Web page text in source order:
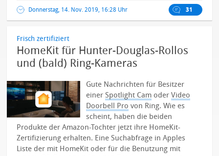
Donnerstag, 14. Nov. 2019, 16:28 Uhr 31
Frisch zertifiziert
HomeKit für Hunter-Douglas-Rollos
und (bald) Ring-Kameras
Gute Nachrichten für Besitzer
einerSpotlight Cam oderVideo
Doorbell Pro von Ring. Wie es
scheint, haben die beiden
Produkte der Amazon-Tochter jetzt ihre HomeKit-
Zertifizierung erhalten. Eine Suchabfrage in Apples
Liste der mit HomeKit oder für die Benutzung mit